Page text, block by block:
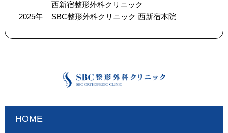
西新宿整形外科クリニック
2025年
SBC整形外科クリニック 西新宿本院
HOME